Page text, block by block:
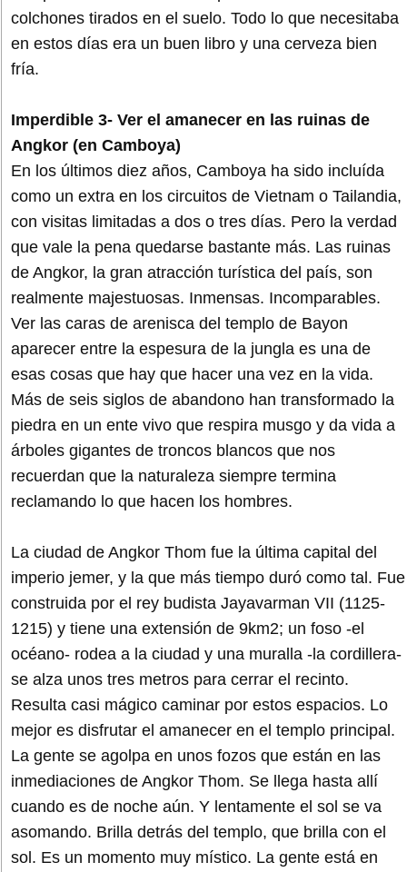
colchones tirados en el suelo. Todo lo que necesitaba
en estos días era un buen libro y una cerveza bien
fría.
Imperdible 3- Ver el amanecer en las ruinas de
Angkor (en Camboya)
En los últimos diez años, Camboya ha sido incluída
como un extra en los circuitos de Vietnam o Tailandia,
con visitas limitadas a dos o tres días. Pero la verdad
que vale la pena quedarse bastante más. Las ruinas
de Angkor, la gran atracción turística del país, son
realmente majestuosas. Inmensas. Incomparables.
Ver las caras de arenisca del templo de Bayon
aparecer entre la espesura de la jungla es una de
esas cosas que hay que hacer una vez en la vida.
Más de seis siglos de abandono han transformado la
piedra en un ente vivo que respira musgo y da vida a
árboles gigantes de troncos blancos que nos
recuerdan que la naturaleza siempre termina
reclamando lo que hacen los hombres.
La ciudad de Angkor Thom fue la última capital del
imperio jemer, y la que más tiempo duró como tal. Fue
construida por el rey budista Jayavarman VII (1125-
1215) y tiene una extensión de 9km2; un foso -el
océano- rodea a la ciudad y una muralla -la cordillera-
se alza unos tres metros para cerrar el recinto.
Resulta casi mágico caminar por estos espacios. Lo
mejor es disfrutar el amanecer en el templo principal.
La gente se agolpa en unos fozos que están en las
inmediaciones de Angkor Thom. Se llega hasta allí
cuando es de noche aún. Y lentamente el sol se va
asomando. Brilla detrás del templo, que brilla con el
sol. Es un momento muy místico. La gente está en